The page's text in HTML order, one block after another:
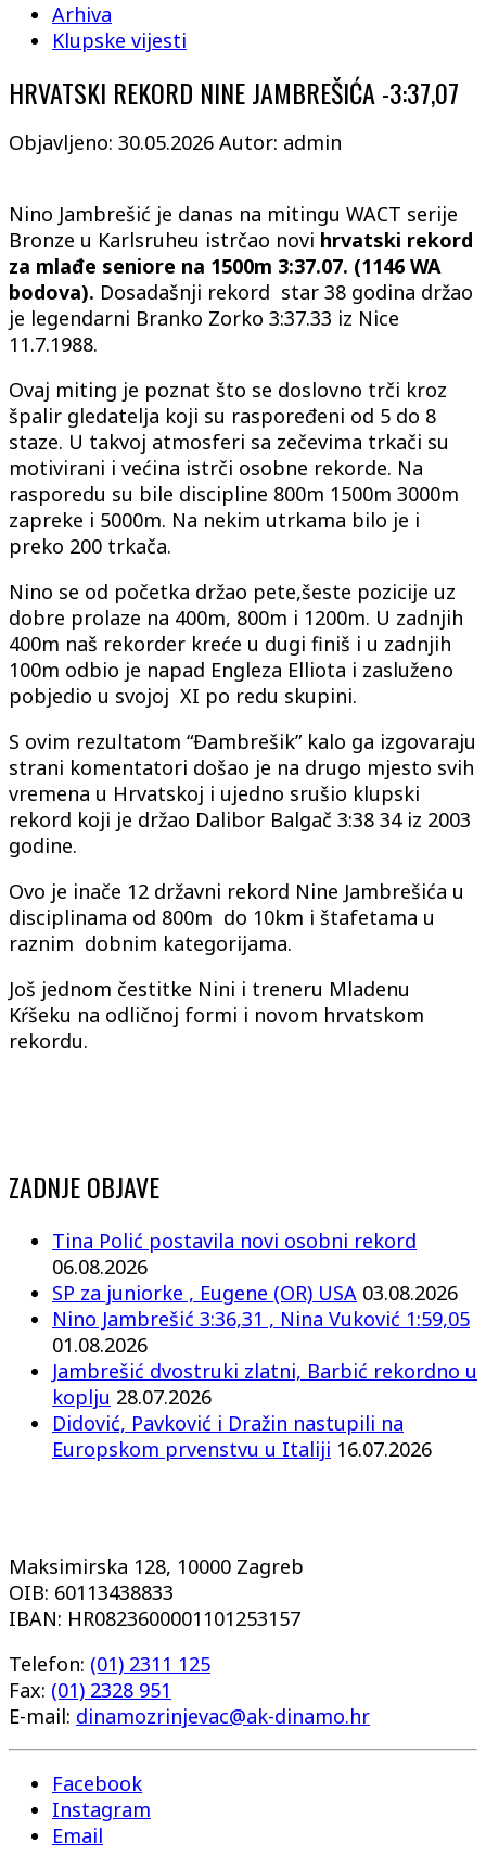
Arhiva
Klupske vijesti
HRVATSKI REKORD NINE JAMBREŠIĆA -3:37,07
Objavljeno: 30.05.2026 Autor: admin
Nino Jambrešić je danas na mitingu WACT serije
Bronze u Karlsruheu istrčao novi hrvatski rekord
za mlađe seniore na 1500m 3:37.07. (1146 WA
bodova). Dosadašnji rekord star 38 godina držao
je legendarni Branko Zorko 3:37.33 iz Nice
11.7.1988.
Ovaj miting je poznat što se doslovno trči kroz
špalir gledatelja koji su raspoređeni od 5 do 8
staze. U takvoj atmosferi sa zečevima trkači su
motivirani i većina istrči osobne rekorde. Na
rasporedu su bile discipline 800m 1500m 3000m
zapreke i 5000m. Na nekim utrkama bilo je i
preko 200 trkača.
Nino se od početka držao pete,šeste pozicije uz
dobre prolaze na 400m, 800m i 1200m. U zadnjih
400m naš rekorder kreće u dugi finiš i u zadnjih
100m odbio je napad Engleza Elliota i zasluženo
pobjedio u svojoj XI po redu skupini.
S ovim rezultatom “Đambrešik” kalo ga izgovaraju
strani komentatori došao je na drugo mjesto svih
vremena u Hrvatskoj i ujedno srušio klupski
rekord koji je držao Dalibor Balgač 3:38 34 iz 2003
godine.
Ovo je inače 12 državni rekord Nine Jambrešića u
disciplinama od 800m do 10km i štafetama u
raznim dobnim kategorijama.
Još jednom čestitke Nini i treneru Mladenu
Kŕšeku na odličnoj formi i novom hrvatskom
rekordu.
ZADNJE OBJAVE
Tina Polić postavila novi osobni rekord
06.08.2026
SP za juniorke , Eugene (OR) USA 03.08.2026
Nino Jambrešić 3:36,31 , Nina Vuković 1:59,05
01.08.2026
Jambrešić dvostruki zlatni, Barbić rekordno u
koplju 28.07.2026
Didović, Pavković i Dražin nastupili na
Europskom prvenstvu u Italiji 16.07.2026
Maksimirska 128, 10000 Zagreb
OIB: 60113438833
IBAN: HR0823600001101253157
Telefon: (01) 2311 125
Fax: (01) 2328 951
E-mail: dinamozrinjevac@ak-dinamo.hr
Facebook
Instagram
Email